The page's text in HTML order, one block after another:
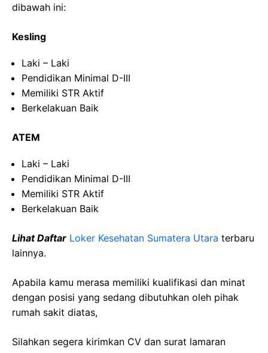
dibawah ini:
Kesling
Laki – Laki
Pendidikan Minimal D-III
Memiliki STR Aktif
Berkelakuan Baik
ATEM
Laki – Laki
Pendidikan Minimal D-III
Memiliki STR Aktif
Berkelakuan Baik
Lihat Daftar Loker Kesehatan Sumatera Utara terbaru
lainnya.
Apabila kamu merasa memiliki kualifikasi dan minat
dengan posisi yang sedang dibutuhkan oleh pihak
rumah sakit diatas,
Silahkan segera kirimkan CV dan surat lamaran